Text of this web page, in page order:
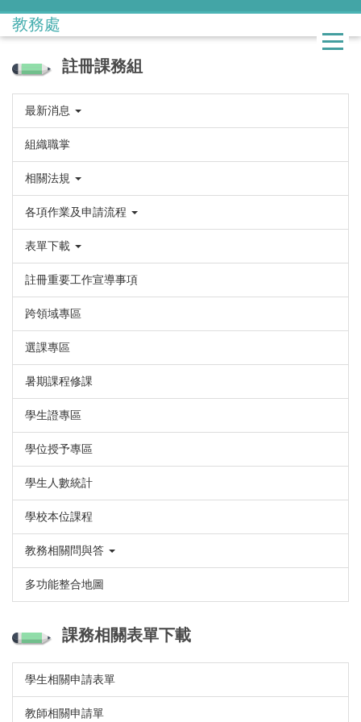
跳
到
要
內
容
教務處
註冊課務組
最新消息
組織職掌
相關法規
各項作業及申請流程
表單下載
註冊重要工作宣導事項
跨領域專區
選課專區
暑期課程修課
學生證專區
學位授予專區
學生人數統計
學校本位課程
教務相關問與答
多功能整合地圖
課務相關表單下載
學生相關申請表單
教師相關申請單